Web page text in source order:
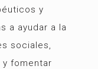
y
a ayudar a la
sociales,
fomentar